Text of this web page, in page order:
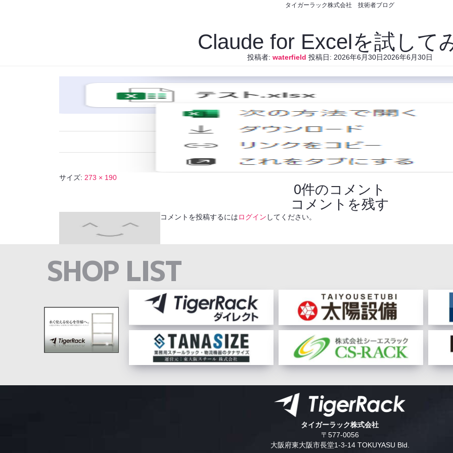
タイガーラック株式会社 技術者ブログ
Claude for Excelを試して
投稿者: waterfield 投稿日: 2026年6月30日2026年6月30日
サイズ: 273 × 190
0件のコメント
コメントを残す
コメントを投稿するにはログイン してください。
SHOP LIST
タイガーラック株式会社
〒577-0056
大阪府東大阪市長堂1-3-14 TOKUYASU Bld.